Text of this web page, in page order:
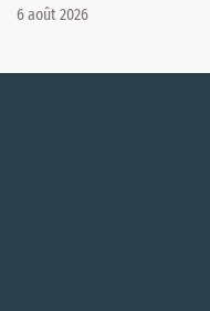
6 août 2026